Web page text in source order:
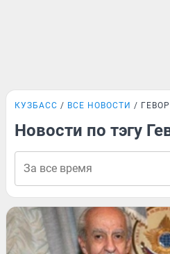
КУЗБАСС ВСЕ НОВОСТИ
Новости по тэгу